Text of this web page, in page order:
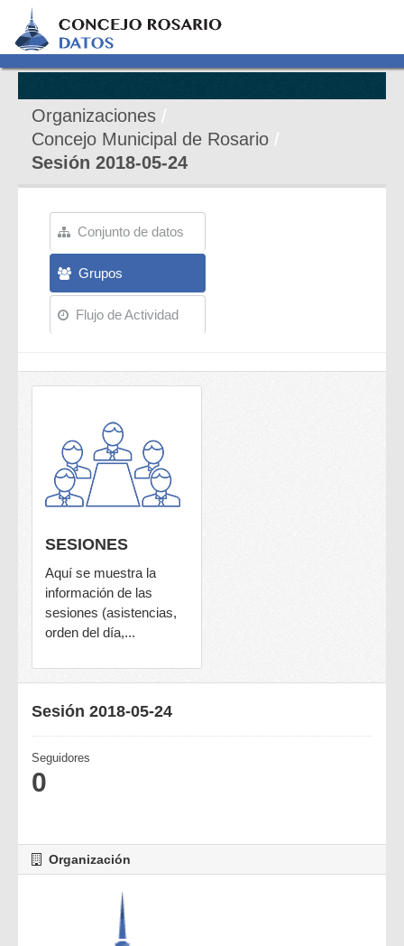
Organizaciones
Concejo Municipal de Rosario
Sesión 2018-05-24
Conjunto de datos
Grupos
Flujo de Actividad
SESIONES
Aquí se muestra la
información de las
sesiones (asistencias,
orden del día,...
Sesión 2018-05-24
Seguidores
0
Organización